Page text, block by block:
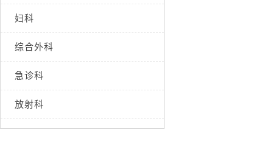
妇科
综合外科
急诊科
放射科